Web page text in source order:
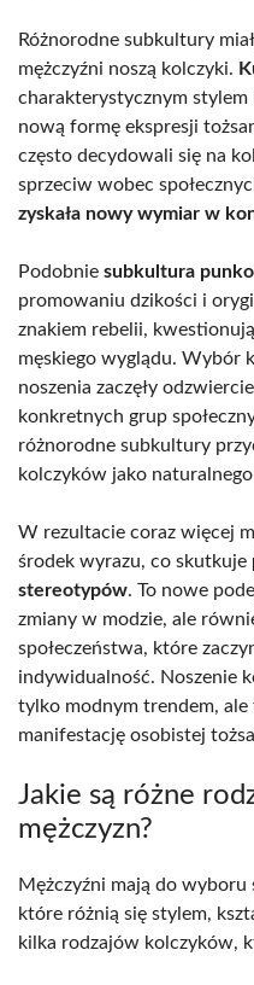
Różnorodne subkultury
mężczyźni noszą kolczyki.
charakterystycznym stylem
nową formę ekspresji
często decydowali się na
sprzeciw wobec
zyskała nowy wymiar w
Podobnie subkultura
promowaniu dzikości i
znakiem rebelii,
męskiego wyglądu. Wybór
noszenia zaczęły
konkretnych grup
różnorodne subkultury
kolczyków jako
W rezultacie coraz więcej
środek wyrazu, co skutkuje
stereotypów. To nowe
zmiany w modzie, ale
społeczeństwa, które
indywidualność. Noszenie
tylko modnym trendem, ale
manifestację osobistej
Jakie są różne
mężczyzn?
Mężczyźni mają do wyboru
które różnią się stylem,
kilka rodzajów kolczyków,